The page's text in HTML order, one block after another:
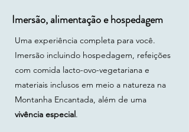
específicos - Neurodiversos AULA
PRÁTICA COMPLETA -
sequenciamento e explicações 09.
Yoga para pessoas idosas Estudos
científicos sobre pessoas idosas e
yoga Acessibilidade com pessoas
idosas com mobilidade reduzida
Imersão, alimentação e hospedagem
Uma experiência completa para você.
Imersão incluindo hospedagem, refeições
com comida lacto-ovo-vegetariana e
materiais inclusos em meio a natureza na
Montanha Encantada, além de uma
vivência especial.